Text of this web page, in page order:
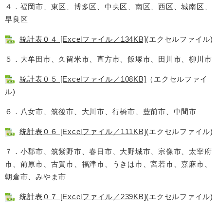
４．福岡市、東区、博多区、中央区、南区、西区、城南区、
早良区
統計表０４ [Excelファイル／134KB](エクセルファイル)
５．大牟田市、久留米市、直方市、飯塚市、田川市、柳川市
統計表０５ [Excelファイル／108KB] （エクセルファイ
ル)
６．八女市、筑後市、大川市、行橋市、豊前市、中間市
統計表０６ [Excelファイル／111KB](エクセルファイル)
７．小郡市、筑紫野市、春日市、大野城市、宗像市、太宰府
市、前原市、古賀市、福津市、うきは市、宮若市、嘉麻市、
朝倉市、みやま市
統計表０７ [Excelファイル／239KB](エクセルファイル)